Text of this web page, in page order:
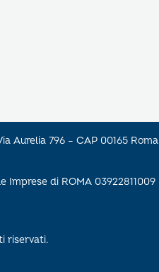
Aurelia 796 – CAP 00165 Roma
Imprese di ROMA 03922811009
riservati.